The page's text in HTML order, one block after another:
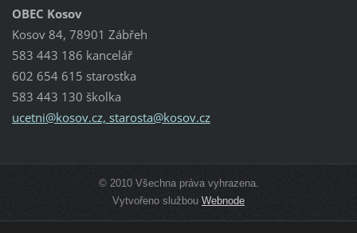
OBEC Kosov
Kosov 84, 78901 Zábřeh
583 443 186 kancelář
602 654 615 starostka
583 443 130 školka
ucetni@kosov.cz, starosta@kosov.cz
© 2010 Všechna práva vyhrazena.
Vytvořeno službou Webnode